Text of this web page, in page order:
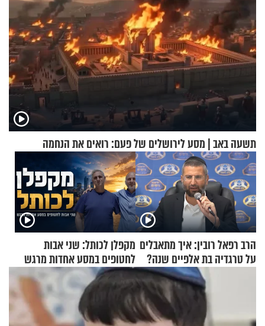
תשעה באב | מסע לירושלים של פעם: רואים את הנחמה
הרב רפאל רובין: איך מתאבלים
על טרגדיה בת אלפיים שנה?
מקפלן לכותל: שני אבות
לחטופים במסע אחדות מרגש